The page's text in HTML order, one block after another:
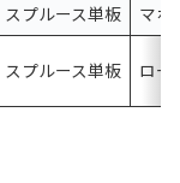
スプルース単板 マホ
スプルース単板 ロー